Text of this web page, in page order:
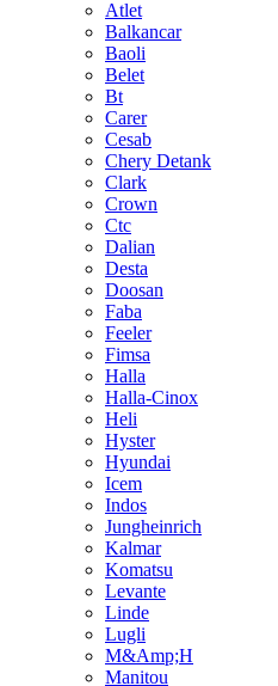
Atlet
Balkancar
Baoli
Belet
Bt
Carer
Cesab
Chery Detank
Clark
Crown
Ctc
Dalian
Desta
Doosan
Faba
Feeler
Fimsa
Halla
Halla-Cinox
Heli
Hyster
Hyundai
Icem
Indos
Jungheinrich
Kalmar
Komatsu
Levante
Linde
Lugli
M&Amp;H
Manitou